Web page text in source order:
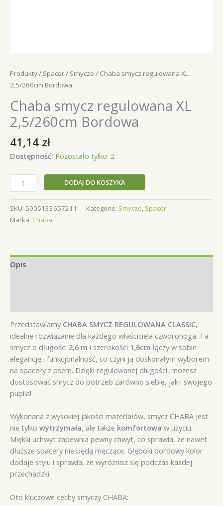
Produkty/ Spacer/ Smycze / Chaba smycz regulowana XL
2,5/260cm Bordowa
Chaba smycz regulowana XL
2,5/260cm Bordowa
41,14 zł
Dostępność: Pozostało tylko: 2
ilość
Chaba
smycz
regulowana
XL
DODAJ DO KOSZYKA
SKU: 5905133657211 Kategorie: Smycze, Spacer
Marka: Chaba
Opis
Przedstawiamy CHABA SMYCZ REGULOWANA CLASSIC,
idealne rozwiązanie dla każdego właściciela czworonoga. Ta
smycz o długości 2,6 m i szerokości 1,6cm łączy w sobie
elegancję i funkcjonalność, co czyni ją doskonałym wyborem
na spacery z psem. Dzięki regulowanej długości, możesz
dostosować smycz do potrzeb zarówno siebie, jak i swojego
pupila!
Wykonana z wysokiej jakości materiałów, smycz CHABA jest
nie tylko wytrzymała, ale także komfortowa w użyciu.
Miękki uchwyt zapewnia pewny chwyt, co sprawia, że nawet
dłuższe spacery nie będą męczące. Głęboki bordowy kolor
dodaje stylu i sprawia, że wyróżnisz się podczas każdej
przechadzki.
Oto kluczowe cechy smyczy CHABA: